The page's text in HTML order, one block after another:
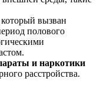
который вызван
полового
и наркотики
расстройства.